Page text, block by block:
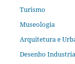
Turismo
Museologia
Arquitetura e
Desenho